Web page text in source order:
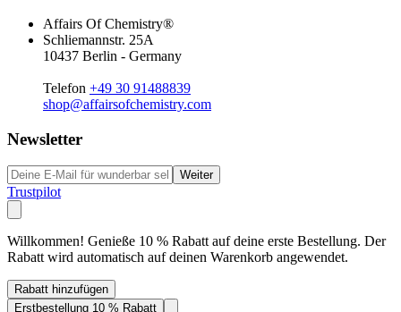
Affairs Of Chemistry®
Schliemannstr. 25A
10437 Berlin - Germany
Telefon +49 30 91488839
shop@affairsofchemistry.com
Newsletter
Weiter
Trustpilot
Willkommen! Genieße 10 % Rabatt auf deine erste Bestellung. Der
Rabatt wird automatisch auf deinen Warenkorb angewendet.
Rabatt hinzufügen
Erstbestellung 10 % Rabatt